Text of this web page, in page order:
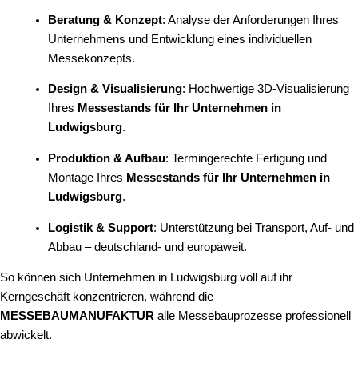
Beratung & Konzept: Analyse der Anforderungen Ihres
Unternehmens und Entwicklung eines individuellen
Messekonzepts.
Design & Visualisierung: Hochwertige 3D-Visualisierung
Ihres Messestands für Ihr Unternehmen in
Ludwigsburg.
Produktion & Aufbau: Termingerechte Fertigung und
Montage Ihres Messestands für Ihr Unternehmen in
Ludwigsburg.
Logistik & Support: Unterstützung bei Transport, Auf- und
Abbau – deutschland- und europaweit.
So können sich Unternehmen in Ludwigsburg voll auf ihr
Kerngeschäft konzentrieren, während die
MESSEBAUMANUFAKTUR alle Messebauprozesse professionell
abwickelt.